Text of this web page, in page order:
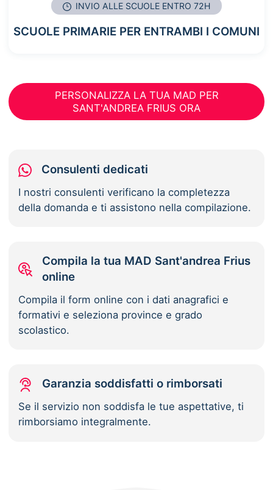
INVIO ALLE SCUOLE ENTRO 72H
SCUOLE PRIMARIE PER ENTRAMBI I COMUNI
PERSONALIZZA LA TUA MAD PER
SANT'ANDREA FRIUS ORA
Consulenti dedicati
I nostri consulenti verificano la completezza
della domanda e ti assistono nella compilazione.
Compila la tua MAD Sant'andrea Frius
online
Compila il form online con i dati anagrafici e
formativi e seleziona province e grado
scolastico.
Garanzia soddisfatti o rimborsati
Se il servizio non soddisfa le tue aspettative, ti
rimborsiamo integralmente.